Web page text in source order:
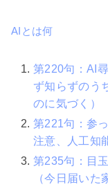
AIとは何
第220句：AI
ず知らずのう
のに気づく）
第221句：参
注意、人工知
第235句：目
（今日届い